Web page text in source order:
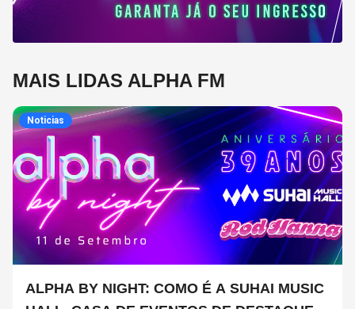
MAIS LIDAS ALPHA FM
Noticias
ALPHA BY NIGHT: COMO É A SUHAI MUSIC